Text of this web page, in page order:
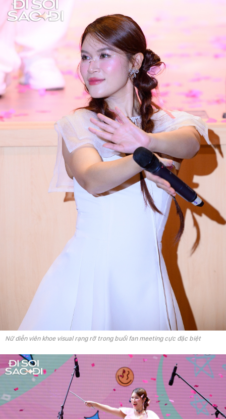
Nữ diễn viên khoe visual rạng rỡ trong buổi fan meeting cực đặc biệt